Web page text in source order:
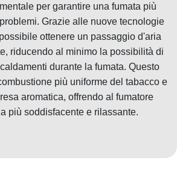
per garantire una fumata più
Grazie alle nuove tecnologie
ottenere un passaggio d'aria
riducendo al minimo la possibilità di
durante la fumata. Questo
più uniforme del tabacco e
aromatica, offrendo al fumatore
più soddisfacente e rilassante.